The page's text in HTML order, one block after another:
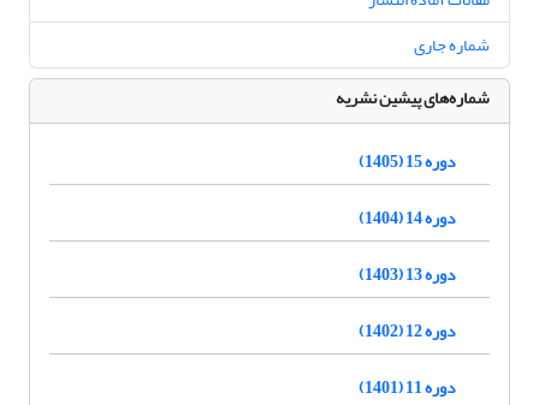
شماره جاری
شماره‌های پیشین نشریه
دوره 15 (1405)
دوره 14 (1404)
دوره 13 (1403)
دوره 12 (1402)
دوره 11 (1401)